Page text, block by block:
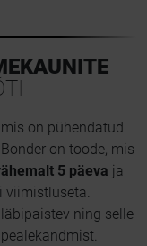
on pühendatud
on toode, mis
5 päeva ja
viimistluseta.
ning selle